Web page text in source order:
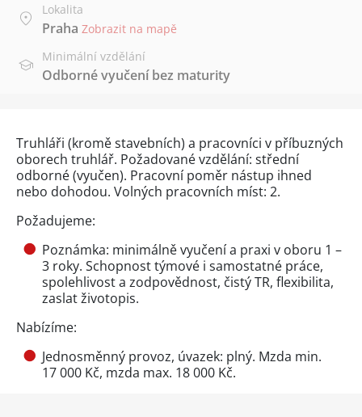
Lokalita
Praha Zobrazit na mapě
Minimální vzdělání
Odborné vyučení bez maturity
Truhláři (kromě stavebních) a pracovníci v příbuzných
oborech truhlář. Požadované vzdělání: střední
odborné (vyučen). Pracovní poměr nástup ihned
nebo dohodou. Volných pracovních míst: 2.
Požadujeme:
Poznámka: minimálně vyučení a praxi v oboru 1 –
3 roky. Schopnost týmové i samostatné práce,
spolehlivost a zodpovědnost, čistý TR, flexibilita,
zaslat životopis.
Nabízíme:
Jednosměnný provoz, úvazek: plný. Mzda min.
17 000 Kč, mzda max. 18 000 Kč.